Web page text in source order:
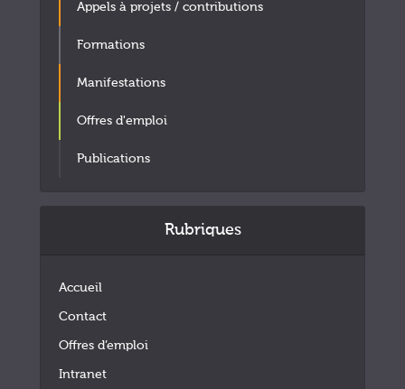
Appels à projets / contributions
Formations
Manifestations
Offres d'emploi
Publications
Rubriques
Accueil
Contact
Offres d’emploi
Intranet